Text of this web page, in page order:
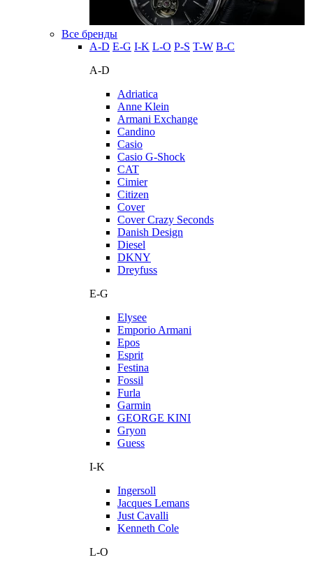
Все бренды
A-D E-G I-K L-O P-S T-W В-С
A-D
Adriatica
Anne Klein
Armani Exchange
Candino
Casio
Casio G-Shock
CAT
Cimier
Citizen
Cover
Cover Crazy Seconds
Danish Design
Diesel
DKNY
Dreyfuss
E-G
Elysee
Emporio Armani
Epos
Esprit
Festina
Fossil
Furla
Garmin
GEORGE KINI
Gryon
Guess
I-K
Ingersoll
Jacques Lemans
Just Cavalli
Kenneth Cole
L-O